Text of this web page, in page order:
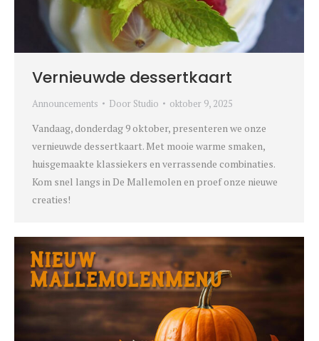
Vernieuwde dessertkaart
Announcements Door Studio oktober 9, 2025
Vandaag, donderdag 9 oktober, presenteren we onze
vernieuwde dessertkaart. Met mooie warme smaken,
huisgemaakte klassiekers en verrassende combinaties.
Kom snel langs in De Mallemolen en proef onze nieuwe
creaties!